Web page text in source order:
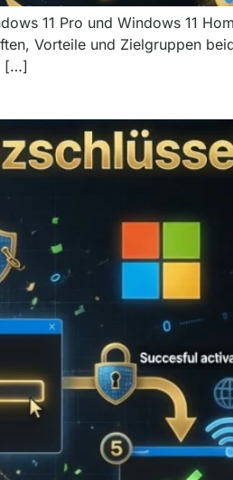
11 Pro und Windows 11
Vorteile und Zielgruppen
[…]